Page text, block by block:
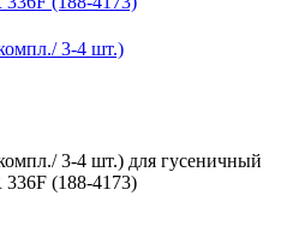
3-4 шт.)
3-4 шт.) для гусеничный
(188-4173)